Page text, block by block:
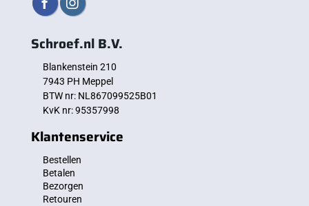
Schroef.nl B.V.
Blankenstein 210
7943 PH Meppel
BTW nr: NL867099525B01
KvK nr: 95357998
Klantenservice
Bestellen
Betalen
Bezorgen
Retouren